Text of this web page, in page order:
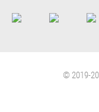
© 2019-